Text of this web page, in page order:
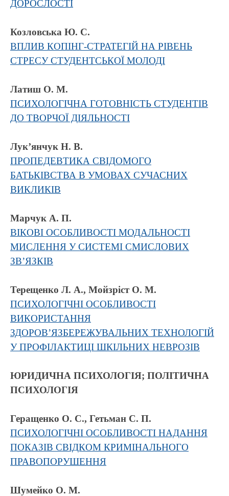
ДОРОСЛОСТІ
Козловська Ю. С.
ВПЛИВ КОПІНГ-СТРАТЕГІЙ НА РІВЕНЬ
СТРЕСУ СТУДЕНТСЬКОЇ МОЛОДІ
Латиш О. М.
ПСИХОЛОГІЧНА ГОТОВНІСТЬ СТУДЕНТІВ
ДО ТВОРЧОЇ ДІЯЛЬНОСТІ
Лук’янчук Н. В.
ПРОПЕДЕВТИКА СВІДОМОГО
БАТЬКІВСТВА В УМОВАХ СУЧАСНИХ
ВИКЛИКІВ
Марчук А. П.
ВІКОВІ ОСОБЛИВОСТІ МОДАЛЬНОСТІ
МИСЛЕННЯ У СИСТЕМІ СМИСЛОВИХ
ЗВ’ЯЗКІВ
Терещенко Л. А., Мойзріст О. М.
ПСИХОЛОГІЧНІ ОСОБЛИВОСТІ
ВИКОРИСТАННЯ
ЗДОРОВ’ЯЗБЕРЕЖУВАЛЬНИХ ТЕХНОЛОГІЙ
У ПРОФІЛАКТИЦІ ШКІЛЬНИХ НЕВРОЗІВ
ЮРИДИЧНА ПСИХОЛОГІЯ; ПОЛІТИЧНА
ПСИХОЛОГІЯ
Геращенко О. С., Гетьман С. П.
ПСИХОЛОГІЧНІ ОСОБЛИВОСТІ НАДАННЯ
ПОКАЗІВ СВІДКОМ КРИМІНАЛЬНОГО
ПРАВОПОРУШЕННЯ
Шумейко О. М.